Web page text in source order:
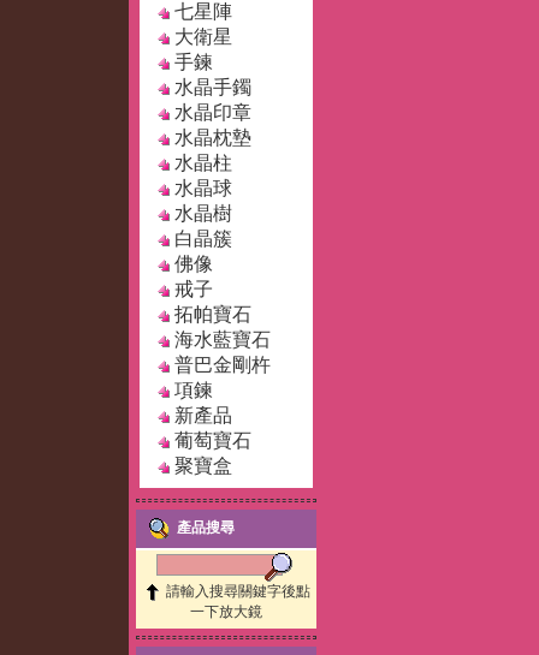
七星陣
大衛星
手鍊
水晶手鐲
水晶印章
水晶枕墊
水晶柱
水晶球
水晶樹
白晶簇
佛像
戒子
拓帕寶石
海水藍寶石
普巴金剛杵
項鍊
新產品
葡萄寶石
聚寶盒
產品搜尋
請輸入搜尋關鍵字後點
一下放大鏡